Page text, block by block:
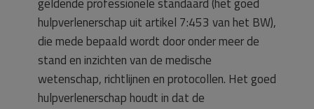
hulpverlenerschap uit artikel 7:453 van het BW),
die mede bepaald wordt door onder meer de
stand en inzichten van de medische
wetenschap, richtlijnen en protocollen. Het goed
hulpverlenerschap houdt in dat de